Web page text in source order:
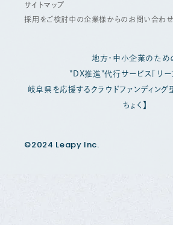
サイトマップ
採用をご検討中の企業様からのお問い合わせ
地方・中小企業のため
"DX推進"代行サービス「リー
岐阜県を応援するクラウドファンディング
ちょく】
©2024 Leapy Inc.